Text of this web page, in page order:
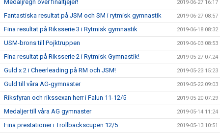
Medaljregn över finaltjejer! 2019-06-27 16:17
Fantastiska resultat på JSM och SM i rytmisk gymnastik 2019-06-27 08:57
Fina resultat på Riksserie 3 i Rytmisk gymnastik 2019-06-18 08:32
USM-brons till Pojktruppen 2019-06-03 08:53
Fina resultat på Riksserie 2 i Rytmisk Gymnastik! 2019-05-27 07:24
Guld x 2 i Cheerleading på RM och JSM! 2019-05-23 15:23
Guld till våra AG-gymnaster 2019-05-22 09:03
Riksfyran och rikssexan herr i Falun 11-12/5 2019-05-20 07:29
Medaljer till våra AG gymnaster 2019-05-14 11:24
Fina prestationer i Trollbäckscupen 12/5 2019-05-13 10:51